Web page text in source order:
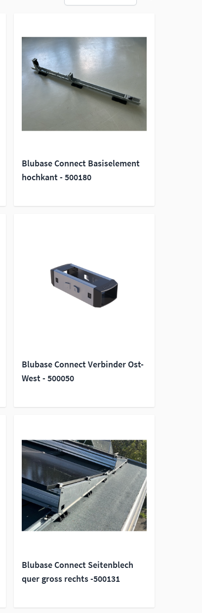
Blubase Connect Basiselement
hochkant - 500180
Blubase Connect Verbinder Ost-
West - 500050
Blubase Connect Seitenblech
quer gross rechts -500131